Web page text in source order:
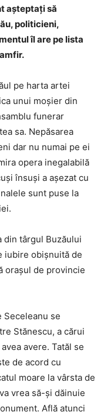
aşteptaţi să
politicieni,
îl are pe lista
pe harta artei
unui moşier din
funerar
sa. Nepăsarea
dar nu numai pe ei
opera inegalabilă
însuşi a aşezat cu
sunt puse la
din târgul Buzăului
iubire obişnuită de
oraşul de provincie
Seceleanu se
Stănescu, a cărui
avere. Tatăl se
de acord cu
moare la vârsta de
vrea să-şi dăinuie
Află atunci